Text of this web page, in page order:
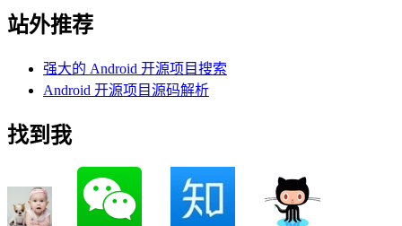
站外推荐
强大的 Android 开源项目搜索
Android 开源项目源码解析
找到我